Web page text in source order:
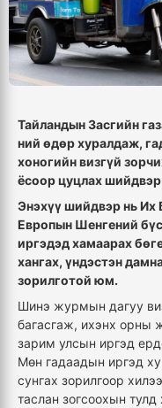
Тайландын Засгийн
ний өдөр хуралдаж,
хоногийн визгүй
ёсоор цуцлах шийдвэр
Энэхүү шийдвэр нь Их
Европын Шенгений
иргэдэд хамаарах
хангах, үндэстэн
зорилготой юм.
Шинэ журмын дагуу
багасгаж, ихэнх орны
зарим улсын иргэд
Мөн гадаадын иргэд
сунгах зорилгоор
таслан зогсоохын